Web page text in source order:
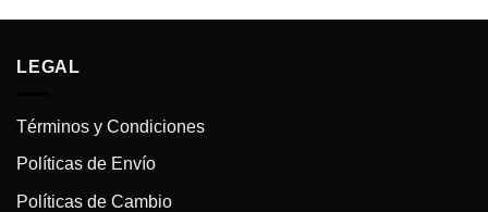
LEGAL
Términos y Condiciones
Políticas de Envío
Políticas de Cambio